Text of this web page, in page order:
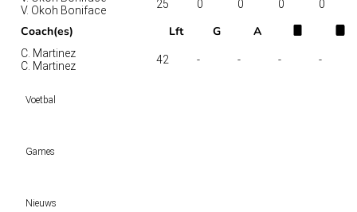
V. Okoh Boniface
25 0 0 0 0
Coach(es) Lft G A
C. Martinez
C. Martinez
42 - - - -
Voetbal
Wedtips
Games
VW-Tientje
Nieuws